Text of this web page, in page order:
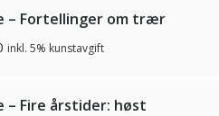
– Fortellinger om trær
inkl. 5% kunstavgift
– Fire årstider: høst